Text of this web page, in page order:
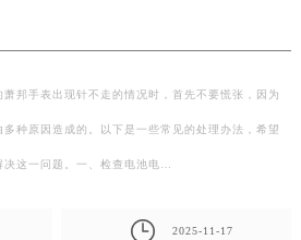
萧邦手表出现针不走的情况时，首先不要慌张，因为
多种原因造成的。以下是一些常见的处理办法，希望
决这一问题。一、检查电池电…
2025-11-17